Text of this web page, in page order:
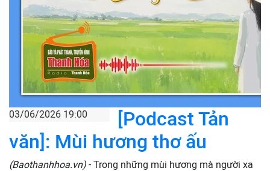
03/06/2026 19:00
[Podcast Tản
văn]: Mùi hương thơ ấu
(Baothanhhoa.vn) - Trong những mùi hương mà người xa